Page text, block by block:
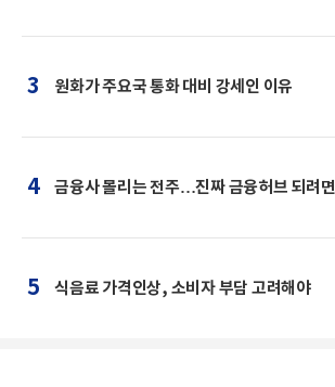
3 원화가 주요국 통화 대비 강세인 이유
4 금융사 몰리는 전주…진짜 금융허브 되려면
5 식음료 가격인상, 소비자 부담 고려해야